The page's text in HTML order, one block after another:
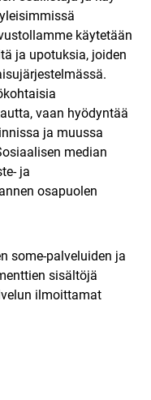
käytetään
ja upotuksia, joiden
vaan hyödyntää
ja muussa
median
ja
osapuolen
some-palveluiden ja
sisältöjä
ilmoittamat